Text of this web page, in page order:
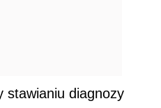
stawianiu diagnozy